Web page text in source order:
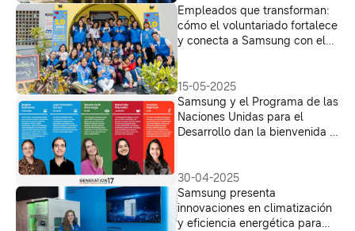
Empleados que transforman:
cómo el voluntariado fortalece
y conecta a Samsung con el
15-05-2025
Samsung y el Programa de las
Naciones Unidas para el
Desarrollo dan la bienvenida a
30-04-2025
Samsung presenta
innovaciones en climatización
y eficiencia energética para